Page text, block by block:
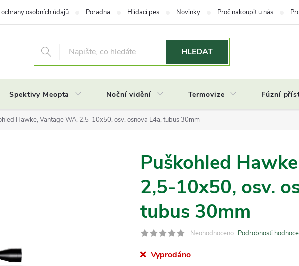
osobních údajů Poradna Hlídací pes Novinky Proč nakoupit u nás
HLEDAT
Spektivy Meopta Noční vidění Termovize Fúzní
Hawke, Vantage WA, 2,5-10x50, osv. osnova L4a, tubus 30mm
Puškohled
2,5-10x50, osv.
tubus 30mm
Neohodnoceno Podrobnosti
Vyprodáno